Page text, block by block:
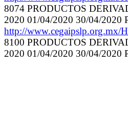
8074 PRODUCTOS
2020 01/04/2020 30/04/
http://www.cegaipslp.org.mx/
8100 PRODUCTOS
2020 01/04/2020 30/04/2020